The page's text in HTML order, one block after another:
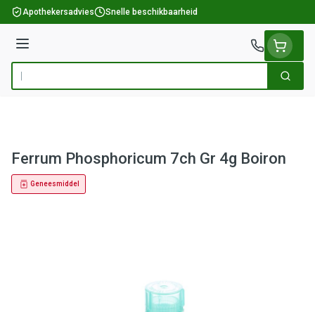
Ga naar de inhoud
Apothekersadvies Snelle beschikbaarheid
Menu
Product, merk, categorie... Zoek
Ferrum Phosphoricum 7ch Gr 4g Boiron
Geneesmiddel